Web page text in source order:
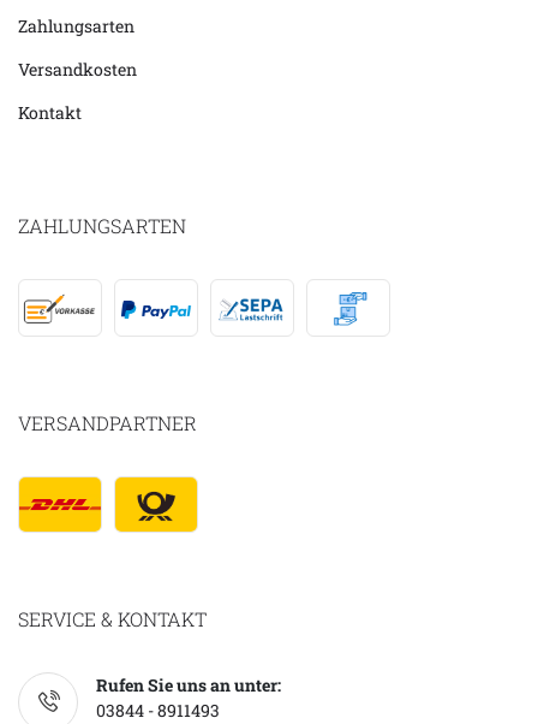
Zahlungsarten
Versandkosten
Kontakt
ZAHLUNGSARTEN
VERSANDPARTNER
SERVICE & KONTAKT
Rufen Sie uns an unter:
03844 - 8911493